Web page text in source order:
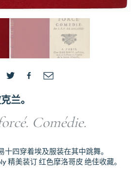
兰。
Comédie.
十四穿着埃及服装在其中跳舞。
精美装订 红色摩洛哥皮 绝佳收藏。